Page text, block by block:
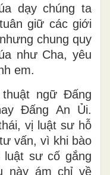
dạy chúng ta
giữ các giới
chung quy
như Cha, yêu
em.
ngữ Đấng
Đấng An Ủi.
vị luật sư hỗ
vấn, vì khi bào
sư cố gắng
này ám chỉ về